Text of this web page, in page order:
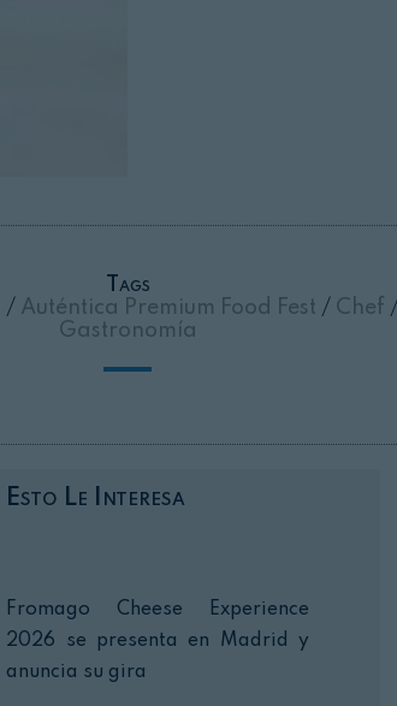
Tags
/ Auténtica Premium Food Fest / Chef /
Gastronomía
Esto Le Interesa
Fromago Cheese Experience
2026 se presenta en Madrid y
anuncia su gira